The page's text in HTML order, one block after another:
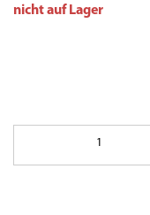
nicht auf Lager
1